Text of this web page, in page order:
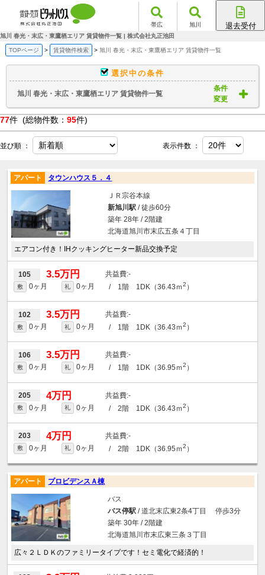
帯広 旭川 退去受付
旭川 春光・末広・東鷹栖エリア 賃貸物件一覧 | 株式会社丸正池田
TOPページ 賃貸物件検索 旭川 春光・末広・東鷹栖エリア 賃貸物件一覧
選択中の条件
旭川 春光・末広・東鷹栖エリア 賃貸物件一覧
条件
変更
77件 (総物件数： 95件)
並び順 ： 表示件数 ：
アパート タウンハウス５．４
ＪＲ宗谷本線
新旭川駅/ 徒歩60分
築年 28年 / 2階建
北海道旭川市末広五条４丁目
エアコン付き！IHクッキングヒーター新品交換予定
105 3.5万円 -
敷 0ヶ月 礼 0ヶ月 / 1階 1DK（36.43ｍ2 ）
102 3.5万円 -
敷 0ヶ月 礼 0ヶ月 / 1階 1DK（36.43ｍ2 ）
106 3.5万円 -
敷 0ヶ月 礼 0ヶ月 / 1階 1DK（36.95ｍ2 ）
205 4万円 -
敷 0ヶ月 礼 0ヶ月 / 2階 1DK（36.43ｍ2 ）
203 4万円 -
敷 0ヶ月 礼 0ヶ月 / 2階 1DK（36.95ｍ2 ）
アパート プロビデンスＡ棟
バス
バス停駅/ 道北末広東2条4丁目 停歩3分
築年 30年 / 2階建
北海道旭川市末広東三条３丁目
広々２ＬＤＫのファミリータイプです！セミ電化で経済的！